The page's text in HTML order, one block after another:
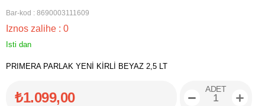
Bar-kod : 8690003111609
Iznos zalihe : 0
Isti dan
PRIMERA PARLAK YENİ KİRLİ BEYAZ 2,5 LT
₺1.099,00
ADET